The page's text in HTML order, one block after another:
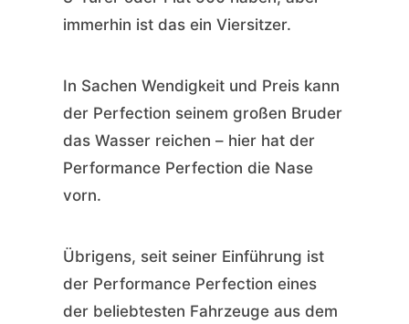
immerhin ist das ein Viersitzer.
In Sachen Wendigkeit und Preis kann
der Perfection seinem großen Bruder
das Wasser reichen – hier hat der
Performance Perfection die Nase
vorn.
Übrigens, seit seiner Einführung ist
der Performance Perfection eines
der beliebtesten Fahrzeuge aus dem